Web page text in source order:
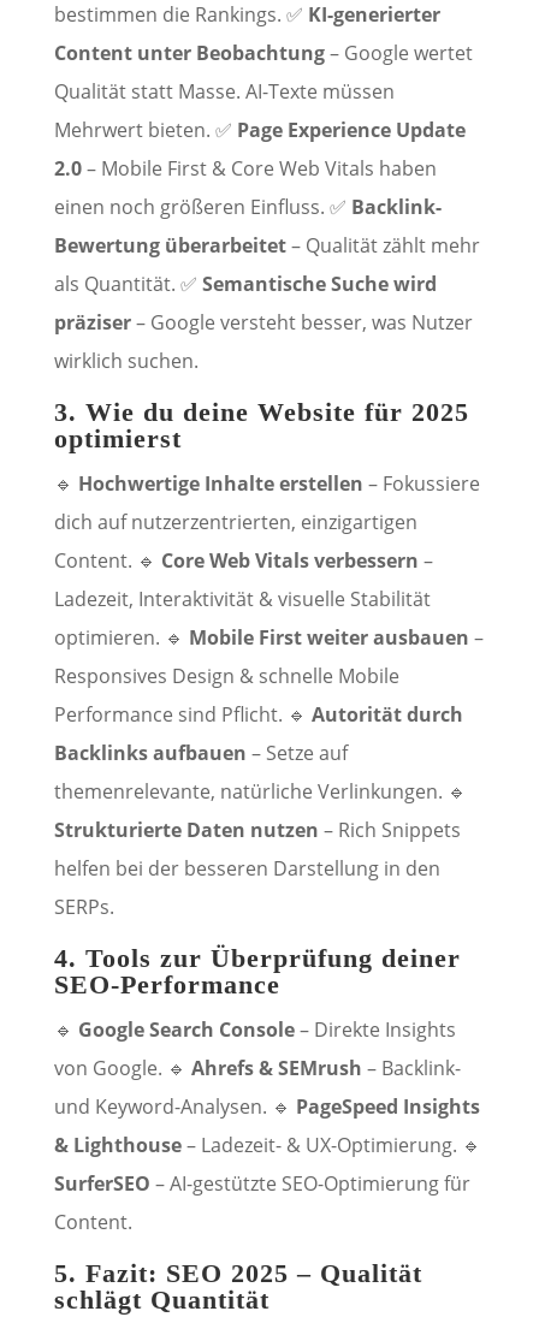
bestimmen die Rankings. ✅ KI-generierter
Content unter Beobachtung– Google wertet
Qualität statt Masse. AI-Texte müssen
Mehrwert bieten. ✅ Page Experience Update
2.0– Mobile First & Core Web Vitals haben
einen noch größeren Einfluss. ✅ Backlink-
Bewertung überarbeitet– Qualität zählt mehr
als Quantität. ✅ Semantische Suche wird
präziser– Google versteht besser, was Nutzer
wirklich suchen.
3. Wie du deine Website für 2025
optimierst
🔹 Hochwertige Inhalte erstellen – Fokussiere
dich auf nutzerzentrierten, einzigartigen
Content. 🔹 Core Web Vitals verbessern –
Ladezeit, Interaktivität & visuelle Stabilität
optimieren. 🔹 Mobile First weiter ausbauen –
Responsives Design & schnelle Mobile
Performance sind Pflicht. 🔹 Autorität durch
Backlinks aufbauen – Setze auf
themenrelevante, natürliche Verlinkungen. 🔹
Strukturierte Daten nutzen – Rich Snippets
helfen bei der besseren Darstellung in den
SERPs.
4. Tools zur Überprüfung deiner
SEO-Performance
🔹 Google Search Console– Direkte Insights
von Google. 🔹 Ahrefs & SEMrush – Backlink-
und Keyword-Analysen. 🔹 PageSpeed Insights
& Lighthouse– Ladezeit- & UX-Optimierung. 🔹
SurferSEO – AI-gestützte SEO-Optimierung für
Content.
5. Fazit: SEO 2025 – Qualität
schlägt Quantität